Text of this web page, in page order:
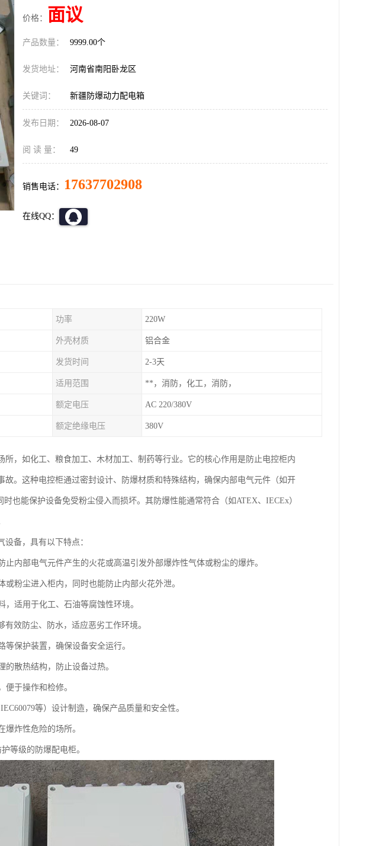
价格： 面议
产品数量： 9999.00个
发货地址： 河南省南阳卧龙区
关键词： 新疆防爆动力配电箱
发布日期： 2026-08-07
阅 读 量： 49
销售电话： 17637702908
在线QQ：
功率 220W
外壳材质 铝合金
发货时间 2-3天
适用范围 **，消防，化工，消防，
额定电压 AC 220/380V
额定绝缘电压 380V
，如化工、粮食加工、木材加工、制药等行业。它的核心作用是防止电控柜内
。这种电控柜通过密封设计、防爆材质和特殊结构，确保内部电气元件（如开
也能保护设备免受粉尘侵入而损坏。其防爆性能通常符合（如ATEX、IECEx）
备，具有以下特点：
内部电气元件产生的火花或高温引发外部爆炸性气体或粉尘的爆炸。
粉尘进入柜内，同时也能防止内部火花外泄。
适用于化工、石油等腐蚀性环境。
效防尘、防水，适应恶劣工作环境。
保护装置，确保设备安全运行。
散热结构，防止设备过热。
便于操作和检修。
等）设计制造，确保产品质量和安全性。
炸性危险的场所。
等级的防爆配电柜。